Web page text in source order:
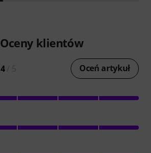
Oceny klientów
4/ 5 Oceń artykuł